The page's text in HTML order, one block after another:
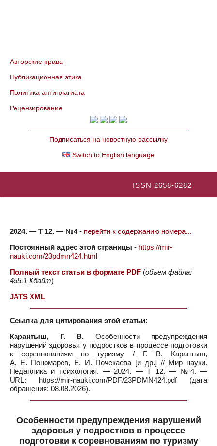
Авторские права
Публикационная этика
Политика антиплагиата
Рецензирование
Подписаться на новостную рассылку
Switch to English language
ISSN 2658-6282
2024. — Т 12. — №4- перейти к содержанию номера...
Постоянный адрес этой страницы - https://mir-
nauki.com/23pdmn424.html
Полный текст статьи в формате PDF (объем файла:
455.1 Кбайт)
JATS XML
Ссылка для цитирования этой статьи:
Карантыш, Г. В. Особенности предупреждения
нарушений здоровья у подростков в процессе подготовки
к соревнованиям по туризму / Г. В. Карантыш,
А. Е. Пономарев, Е. И. Почекаева [и др.] // Мир науки.
Педагогика и психология. — 2024. — Т 12. — №4. —
URL: https://mir-nauki.com/PDF/23PDMN424.pdf (дата
обращения: 08.08.2026).
Особенности предупреждения нарушений
здоровья у подростков в процессе
подготовки к соревнованиям по туризму